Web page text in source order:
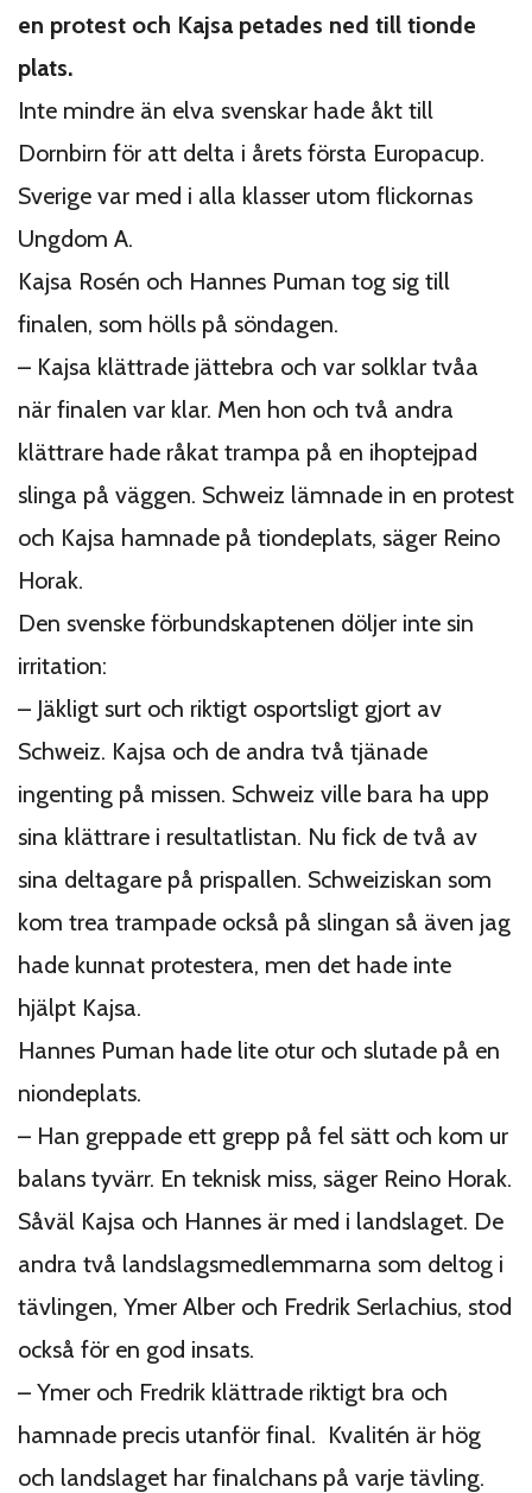
en protest och Kajsa petades ned till tionde
plats.
Inte mindre än elva svenskar hade åkt till
Dornbirn för att delta i årets första Europacup.
Sverige var med i alla klasser utom flickornas
Ungdom A.
Kajsa Rosén och Hannes Puman tog sig till
finalen, som hölls på söndagen.
– Kajsa klättrade jättebra och var solklar tvåa
när finalen var klar. Men hon och två andra
klättrare hade råkat trampa på en ihoptejpad
slinga på väggen. Schweiz lämnade in en protest
och Kajsa hamnade på tiondeplats, säger Reino
Horak.
Den svenske förbundskaptenen döljer inte sin
irritation:
– Jäkligt surt och riktigt osportsligt gjort av
Schweiz. Kajsa och de andra två tjänade
ingenting på missen. Schweiz ville bara ha upp
sina klättrare i resultatlistan. Nu fick de två av
sina deltagare på prispallen. Schweiziskan som
kom trea trampade också på slingan så även jag
hade kunnat protestera, men det hade inte
hjälpt Kajsa.
Hannes Puman hade lite otur och slutade på en
niondeplats.
– Han greppade ett grepp på fel sätt och kom ur
balans tyvärr. En teknisk miss, säger Reino Horak.
Såväl Kajsa och Hannes är med i landslaget. De
andra två landslagsmedlemmarna som deltog i
tävlingen, Ymer Alber och Fredrik Serlachius, stod
också för en god insats.
– Ymer och Fredrik klättrade riktigt bra och
hamnade precis utanför final. Kvalitén är hög
och landslaget har finalchans på varje tävling.